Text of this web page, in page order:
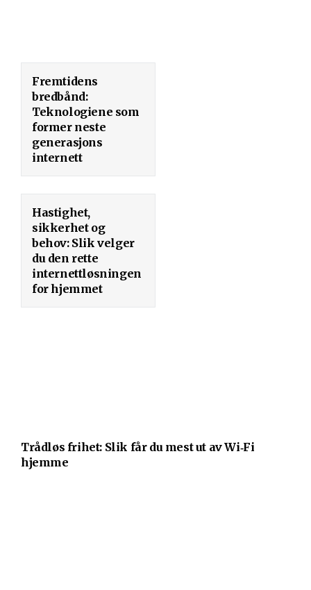
Fremtidens
bredbånd:
Teknologiene som
former neste
generasjons
internett
Hastighet,
sikkerhet og
behov: Slik velger
du den rette
internettløsningen
for hjemmet
Trådløs frihet: Slik får du mest ut av Wi‑Fi
hjemme